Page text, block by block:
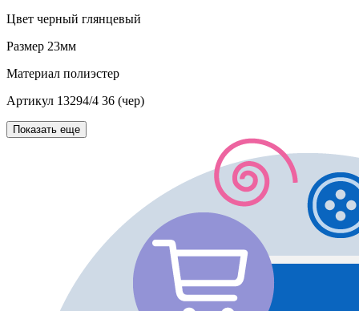
Цвет черный глянцевый
Размер 23мм
Материал полиэстер
Артикул 13294/4 36 (чер)
Показать еще